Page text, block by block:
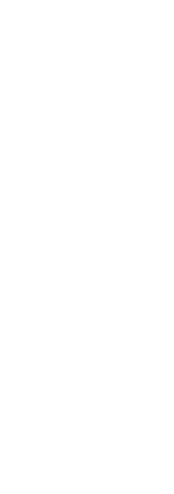
15 milhões de euros
do Cluster Ativo,
Azul, Ambiente